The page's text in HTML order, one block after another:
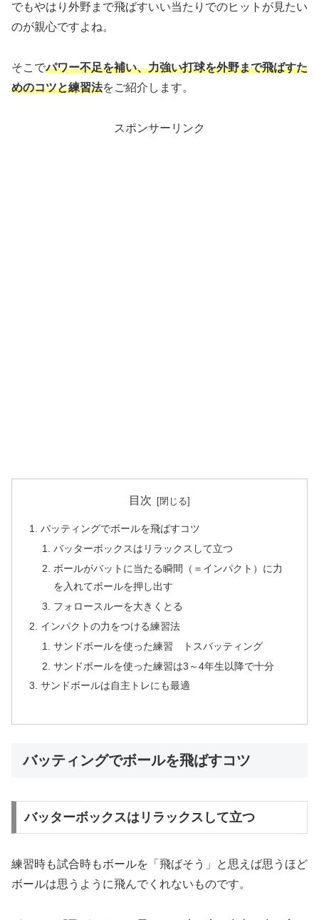
でもやはり外野まで飛ばすいい当たりでのヒットが見たい
のが親心ですよね。
そこでパワー不足を補い、力強い打球を外野まで飛ばすた
めのコツと練習法をご紹介します。
スポンサーリンク
目次
バッティングでボールを飛ばすコツ
バッターボックスはリラックスして立つ
ボールがバットに当たる瞬間（＝インパクト）に力
を入れてボールを押し出す
フォロースルーを大きくとる
インパクトの力をつける練習法
サンドボールを使った練習 トスバッティング
サンドボールを使った練習は3～4年生以降で十分
サンドボールは自主トレにも最適
バッティングでボールを飛ばすコツ
バッターボックスはリラックスして立つ
練習時も試合時もボールを「飛ばそう」と思えば思うほど
ボールは思うように飛んでくれないものです。